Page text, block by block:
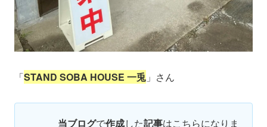
「STAND SOBA HOUSE 一兎 」さん
当ブログで作成した記事はこちらになりま